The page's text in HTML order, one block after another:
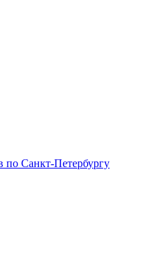
по Санкт-Петербургу